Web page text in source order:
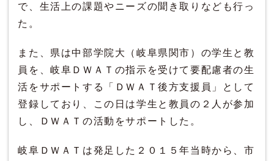
で、生活上の課題やニーズの聞き取りなども行っ
た。
また、県は中部学院大（岐阜県関市）の学生と教
員を、岐阜ＤＷＡＴの指示を受けて要配慮者の生
活をサポートする「ＤＷＡＴ後方支援員」として
登録しており、この日は学生と教員の２人が参加
し、ＤＷＡＴの活動をサポートした。
岐阜ＤＷＡＴは発足した２０１５年当時から、市